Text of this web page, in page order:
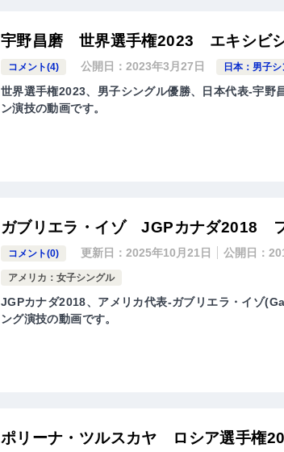
宇野昌磨 世界選手権2023 エキシビ
コメント(4) 公開日：2023年3月27日 日本：男子
世界選手権2023、男子シングル優勝、日本代表-宇野
ン演技の動画です。
ガブリエラ・イゾ JGPカナダ2018
コメント(0) 更新日：2025年10月21日 公開日：
アメリカ：女子シングル
JGPカナダ2018、アメリカ代表-ガブリエラ・イゾ
ング演技の動画です。
ポリーナ・ツルスカヤ ロシア選手権